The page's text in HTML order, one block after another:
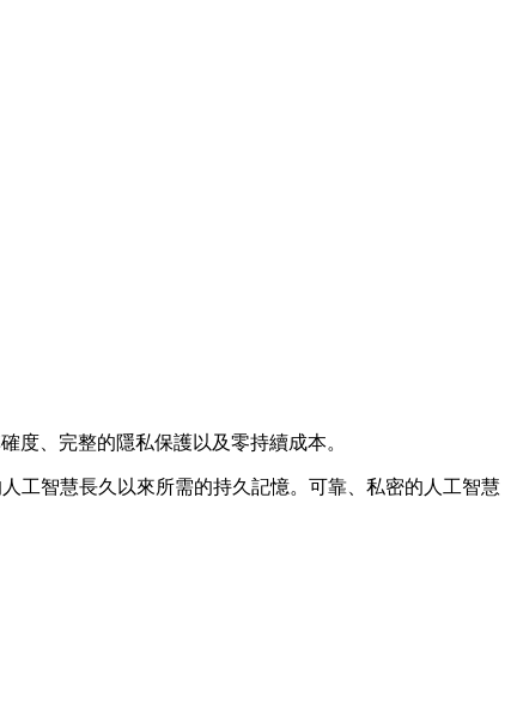
度、完整的隱私保護以及零持續成本。
人工智慧長久以來所需的持久記憶。可靠、私密的人工智慧